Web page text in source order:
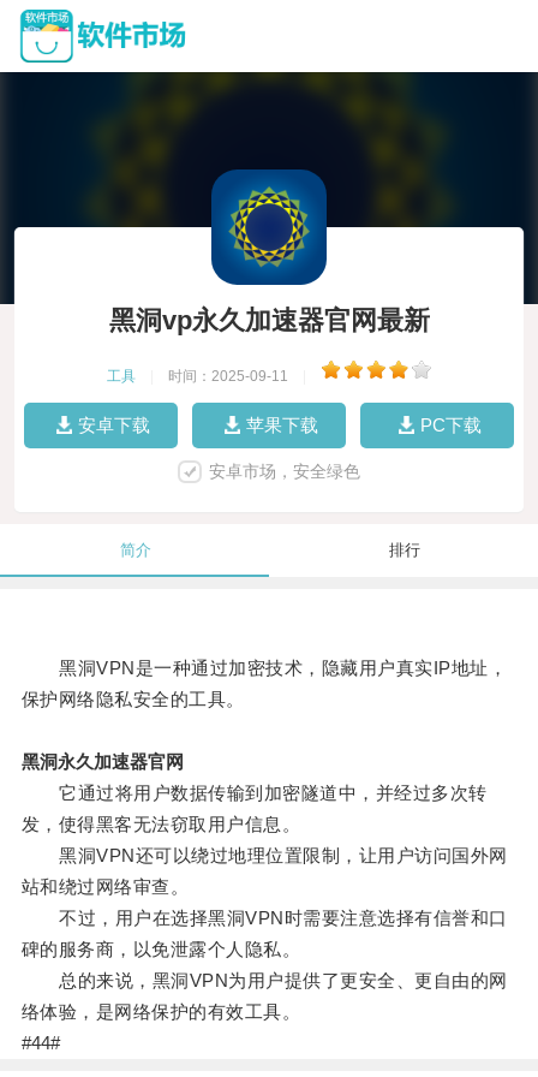
黑洞vp永久加速器官网最新
工具 时间：2025-09-11
安卓下载 苹果下载 PC下载
安卓市场，安全绿色
简介 排行
黑洞VPN是一种通过加密技术，隐藏用户真实IP地址，
保护网络隐私安全的工具。
黑洞永久加速器官网
它通过将用户数据传输到加密隧道中，并经过多次转
发，使得黑客无法窃取用户信息。
黑洞VPN还可以绕过地理位置限制，让用户访问国外网
站和绕过网络审查。
不过，用户在选择黑洞VPN时需要注意选择有信誉和口
碑的服务商，以免泄露个人隐私。
总的来说，黑洞VPN为用户提供了更安全、更自由的网
络体验，是网络保护的有效工具。
#44#